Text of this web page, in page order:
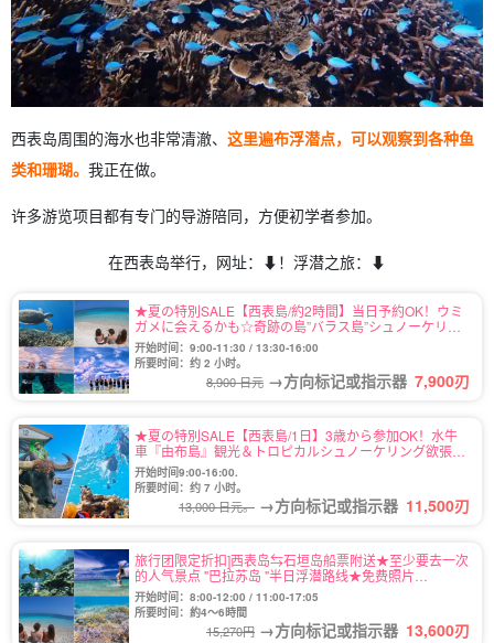
西表岛周围的海水也非常清澈、 这里遍布浮潜点，可以观察到各种鱼
类和珊瑚。 我正在做。
许多游览项目都有专门的导游陪同，方便初学者参加。
在西表岛举行，网址：⬇︎！浮潜之旅：⬇︎
★夏の特別SALE【西表島/約2時間】当日予約OK！ウミ
ガメに会えるかも☆奇跡の島”バラス島”シュノーケリン
グツアー★写真無料＆送迎付き（No.122）
开始时间：9:00-11:30 / 13:30-16:00
所要时间：约 2 小时。
8,900 日元 →方向标记或指示器 7,900刃
★夏の特別SALE【西表島/1日】3歳から参加OK！水牛
車『由布島』観光＆トロピカルシュノーケリング欲張り
ツアー★写真無料（No.99）
开始时间9:00-16:00.
所要时间：约 7 小时。
13,000 日元。 →方向标记或指示器 11,500刃
旅行团限定折扣]西表岛⇆石垣岛船票附送★至少要去一次
的人气景点 "巴拉苏岛 "半日浮潜路线★免费照片
（No.486）
开始时间：8:00-12:00 / 11:00-17:05
所要时间：約4～6時間
15,270円 →方向标记或指示器 13,600刃